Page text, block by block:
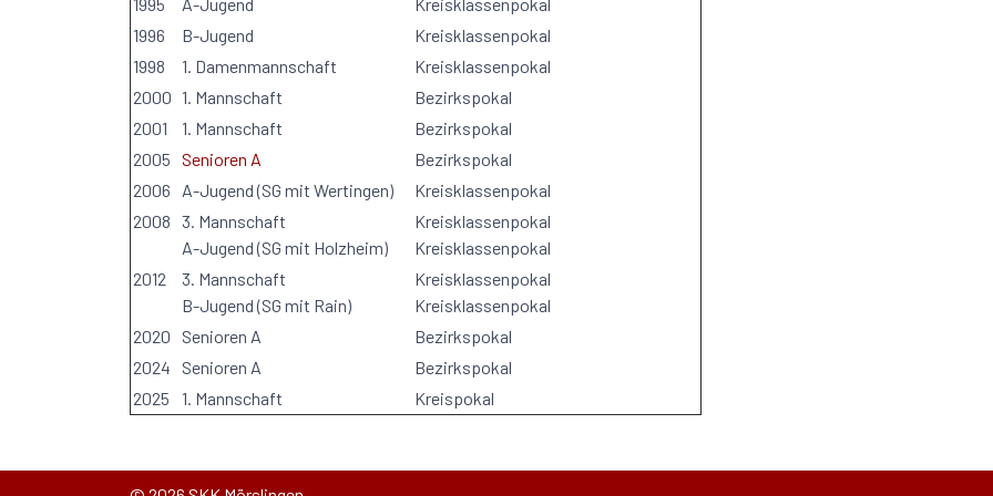
1996
B-Jugend
Kreisklassenpokal
1998
1. Damenmannschaft
Kreisklassenpokal
2000 1. Mannschaft
Bezirkspokal
2001
1. Mannschaft
Bezirkspokal
2005 Senioren A
Bezirkspokal
2006
A-Jugend (SG mit Wertingen)
Kreisklassenpokal
2008 3. Mannschaft
A-Jugend (SG mit Holzheim)
Kreisklassenpokal
Kreisklassenpokal
2012
3. Mannschaft
B-Jugend (SG mit Rain)
Kreisklassenpokal
Kreisklassenpokal
2020
Senioren A
Bezirkspokal
2024
Senioren A
Bezirkspokal
2025
1. Mannschaft Kreispokal